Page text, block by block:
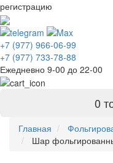
регистрацию
+7 (977) 966-06-99
+7 (977) 733-78-88
Ежедневно 9-00 до 22-00
0
Главная
Шар